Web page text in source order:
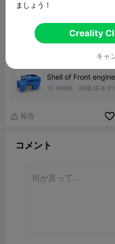
Shell of Front
Scale 1:25
10.49MB 関連3Dモデ
 報告
コメント
ましょう！
Creality
キャ